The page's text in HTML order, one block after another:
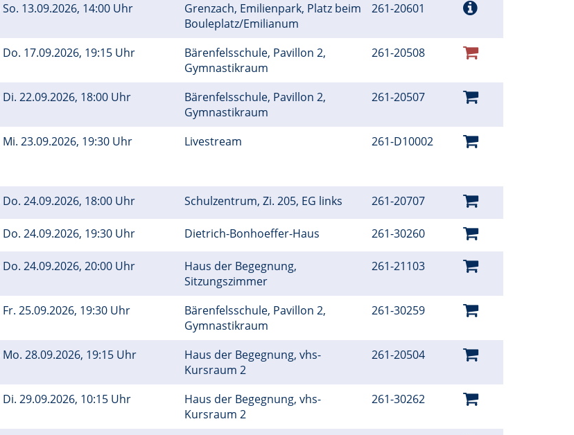
So. 13.09.2026, 14:00 Uhr
Grenzach, Emilienpark, Platz beim
Bouleplatz/Emilianum
261-20601
Do. 17.09.2026, 19:15 Uhr
Bärenfelsschule, Pavillon 2,
Gymnastikraum
261-20508
Di. 22.09.2026, 18:00 Uhr
Bärenfelsschule, Pavillon 2,
Gymnastikraum
261-20507
Mi. 23.09.2026, 19:30 Uhr Livestream 261-D10002
Do. 24.09.2026, 18:00 Uhr Schulzentrum, Zi. 205, EG links 261-20707
Do. 24.09.2026, 19:30 Uhr Dietrich-Bonhoeffer-Haus 261-30260
Do. 24.09.2026, 20:00 Uhr
Haus der Begegnung,
Sitzungszimmer
261-21103
Fr. 25.09.2026, 19:30 Uhr
Bärenfelsschule, Pavillon 2,
Gymnastikraum
261-30259
Mo. 28.09.2026, 19:15 Uhr
Haus der Begegnung, vhs-
Kursraum 2
261-20504
Di. 29.09.2026, 10:15 Uhr
Haus der Begegnung, vhs-
Kursraum 2
261-30262